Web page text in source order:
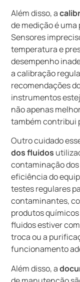
Além disso, a
de medição é
Sensores
temperatura e
desempenho
a calibração
recomendações
instrumentos
não apenas
também contribui
Outro cuidado
dos fluidos
contaminação
eficiência do
testes regulares
contaminantes,
produtos
fluidos estiver
troca ou a
funcionamento
Além disso, a